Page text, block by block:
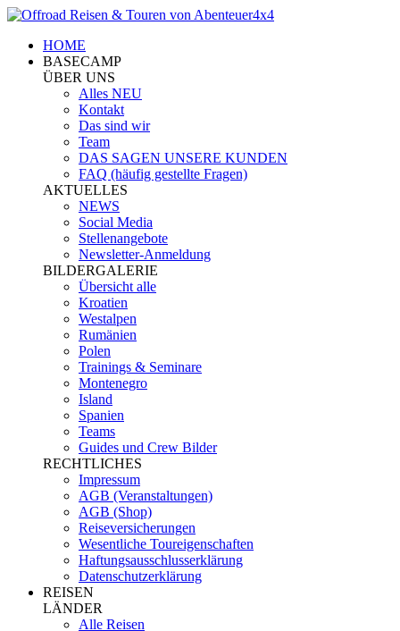
HOME
BASECAMP
ÜBER UNS
Alles NEU
Kontakt
Das sind wir
Team
DAS SAGEN UNSERE KUNDEN
FAQ (häufig gestellte Fragen)
AKTUELLES
NEWS
Social Media
Stellenangebote
Newsletter-Anmeldung
BILDERGALERIE
Übersicht alle
Kroatien
Westalpen
Rumänien
Polen
Trainings & Seminare
Montenegro
Island
Spanien
Teams
Guides und Crew Bilder
RECHTLICHES
Impressum
AGB (Veranstaltungen)
AGB (Shop)
Reiseversicherungen
Wesentliche Toureigenschaften
Haftungsausschlusserklärung
Datenschutzerklärung
REISEN
LÄNDER
Alle Reisen